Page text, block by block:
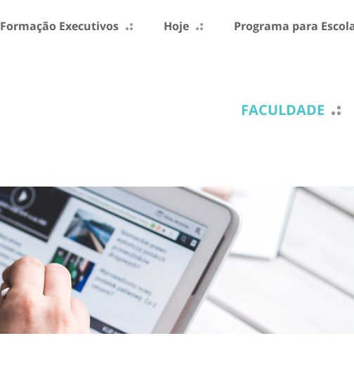
Formação Executivos Hoje Programa para
FACULDADE